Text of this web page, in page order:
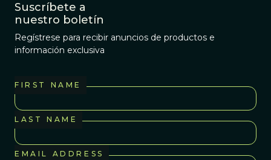
Suscríbete a
nuestro boletín
Regístrese para recibir anuncios de productos e
información exclusiva
FIRST NAME
LAST NAME
EMAIL ADDRESS